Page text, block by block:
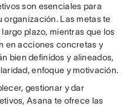
son esenciales para
organización. Las metas te
plazo, mientras que los
en acciones concretas y
bien definidos y alineados,
enfoque y motivación.
gestionar y dar
Asana te ofrece las